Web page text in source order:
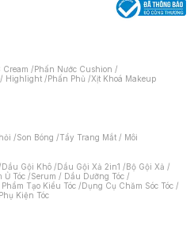
Cream /Phấn Nước Cushion /
Highlight /Phấn Phủ /Xịt Khoá Makeup
/Son Bóng /Tẩy Trang Mắt / Môi
/Dầu Gội Khô /Dầu Gội Xả 2in1 /Bộ Gội Xả /
Ủ Tóc /Serum / Dầu Dưỡng Tóc /
Tạo Kiểu Tóc /Dụng Cụ Chăm Sóc Tóc /
Phụ Kiện Tóc